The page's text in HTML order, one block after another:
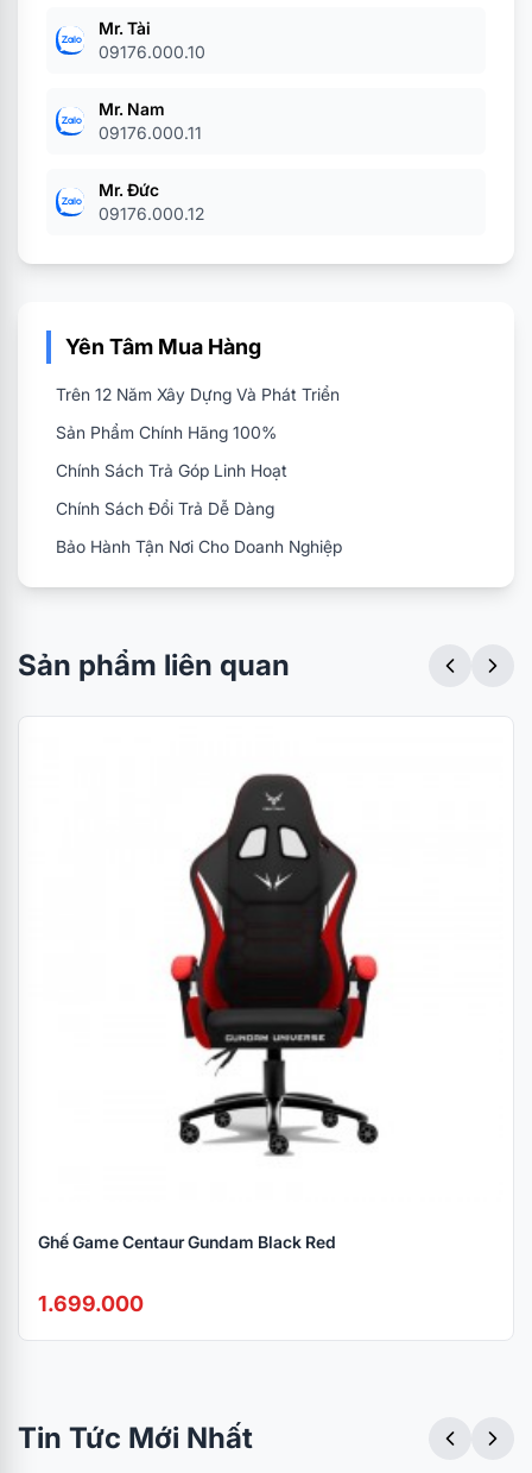
Mr. Tài
09176.000.10
Mr. Nam
09176.000.11
Mr. Đức
09176.000.12
Yên Tâm Mua Hàng
Trên 12 Năm Xây Dựng Và Phát Triển
Sản Phẩm Chính Hãng 100%
Chính Sách Trả Góp Linh Hoạt
Chính Sách Đổi Trả Dễ Dàng
Bảo Hành Tận Nơi Cho Doanh Nghiệp
Sản phẩm liên quan
Ghế Game Centaur Gundam Black Red
1.699.000
Tin Tức Mới Nhất